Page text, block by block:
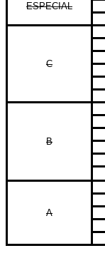
ESPECIAL
C
B
A